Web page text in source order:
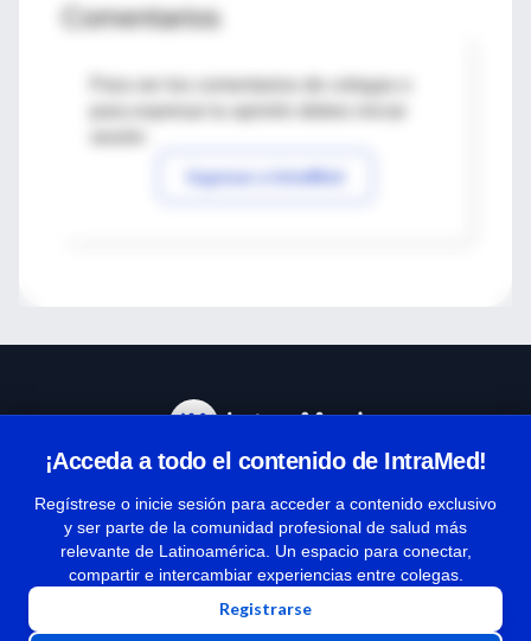
Comentarios
Para ver los comentarios de colegas o
Ingresar a IntraMed
¡Acceda a todo el contenido de IntraMed!
Regístrese o inicie sesión para acceder a contenido exclusivo
y ser parte de la comunidad profesional de salud más
relevante de Latinoamérica. Un espacio para conectar,
compartir e intercambiar experiencias entre colegas.
Registrarse
Términos y condiciones
| Políticas de privacidad
| Todos los derechos reservados | Copyright 1997-2026